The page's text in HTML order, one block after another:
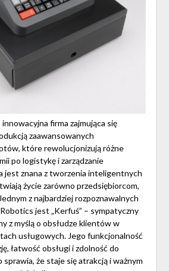
firma zajmująca się
zaawansowanych
które rewolucjonizują różne
po logistykę i zarządzanie
jest znana z tworzenia inteligentnych
życie zarówno przedsiębiorcom,
z najbardziej rozpoznawalnych
jest „Kerfuś” – sympatyczny
z myślą o obsłudze klientów w
usługowych. Jego funkcjonalność
łatwość obsługi i zdolność do
sprawia, że staje się atrakcją i ważnym